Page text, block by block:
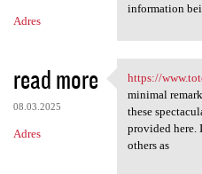
Adres
information
read more
08.03.2025
Adres
https://
https://
minimal
these
provided here.
others as